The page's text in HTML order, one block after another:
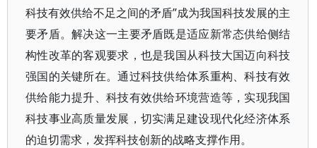
科技有效供给不足之间的矛盾”成为我国科技发展的主
要矛盾。解决这一主要矛盾既是适应新常态供给侧结
构性改革的客观要求，也是我国从科技大国迈向科技
强国的关键所在。通过科技供给体系重构、科技有效
供给能力提升、科技有效供给环境营造等，实现我国
科技事业高质量发展，切实满足建设现代化经济体系
的迫切需求，发挥科技创新的战略支撑作用。